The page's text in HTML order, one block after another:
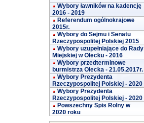
Wybory ławników na kadencję
2016 - 2019
Referendum ogólnokrajowe
2015r.
Wybory do Sejmu i Senatu
Rzeczypospolitej Polskiej 2015
Wybory uzupełniające do Rady
Miejskiej w Olecku - 2016
Wybory przedterminowe
burmistrza Olecka - 21.05.2017r.
Wybory Prezydenta
Rzeczypospolitej Polskiej - 2020
Wybory Prezydenta
Rzeczypospolitej Polskiej - 2020
Powszechny Spis Rolny w
2020 roku